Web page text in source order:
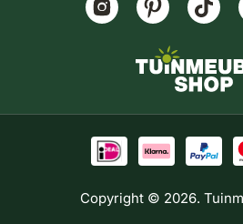
Copyright © 2026.